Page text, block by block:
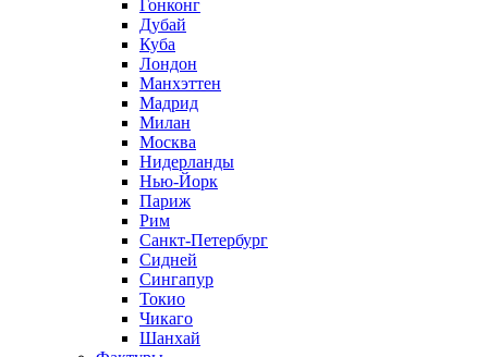
Гонконг
Дубай
Куба
Лондон
Манхэттен
Мадрид
Милан
Москва
Нидерланды
Нью-Йорк
Париж
Рим
Санкт-Петербург
Сидней
Сингапур
Токио
Чикаго
Шанхай